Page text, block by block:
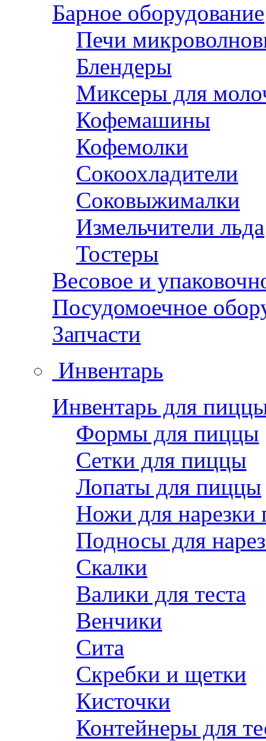
Барное оборудование
Печи
Блендеры
Миксеры для
Кофемашины
Кофемолки
Сокоохладители
Соковыжималки
Измельчители льда
Тостеры
Весовое и
Посудомоечное
Запчасти
Инвентарь
Инвентарь для
Формы для пиццы
Сетки для пиццы
Лопаты для пиццы
Ножи для нарезки
Подносы для
Скалки
Валики для теста
Венчики
Сита
Скребки и щетки
Кисточки
Контейнеры для